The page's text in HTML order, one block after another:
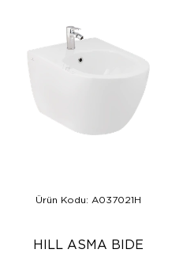
Ürün Kodu: A037021H
HILL ASMA BIDE